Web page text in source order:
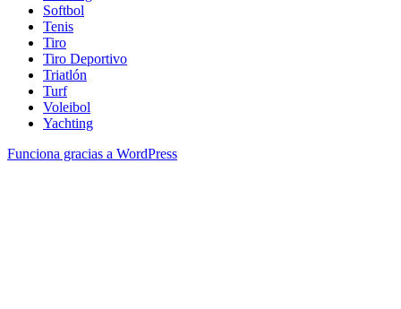
Softbol
Tenis
Tiro
Tiro Deportivo
Triatlón
Turf
Voleibol
Yachting
Funciona gracias a WordPress